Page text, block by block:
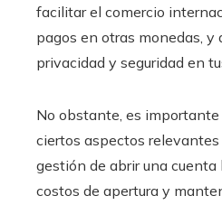
facilitar el comercio
pagos en otras monedas, y
privacidad y seguridad en
No obstante, es
ciertos aspectos
gestión de abrir una cuenta
costos de apertura y